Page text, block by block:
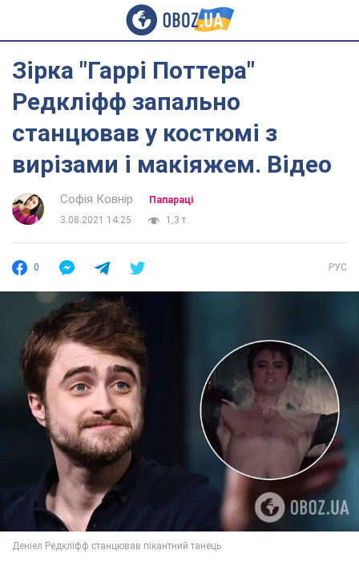
Зірка "Гаррі Поттера"
Редкліфф запально
станцював у костюмі з
вирізами і макіяжем. Відео
Софія Ковнір
Папараці
3.08.2021 14:25
1,3 т.
0 РУС